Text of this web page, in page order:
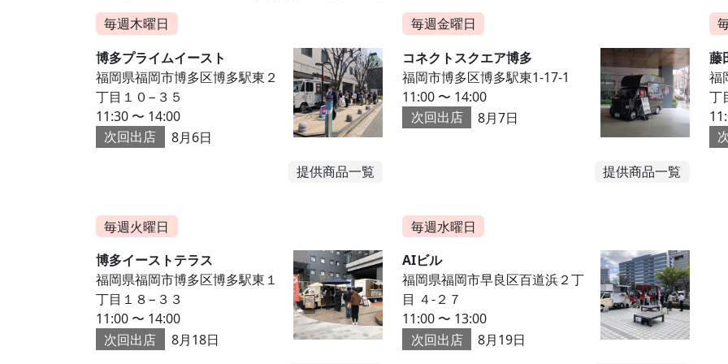
毎週木曜日
博多プライムイースト
福岡県福岡市博多区博多駅東２
丁目１０−３５
11:30 〜 14:00
次回出店
8月6日
提供商品一覧
毎週金曜日
コネクトスクエア博多
福岡市博多区博多駅東1-17-1
11:00 〜 14:00
次回出店
8月7日
提供商品一覧
藤
福
丁
毎週火曜日
博多イーストテラス
福岡県福岡市博多区博多駅東１
丁目１８−３３
11:00 〜 14:00
次回出店
8月18日
毎週水曜日
AIビル
福岡県福岡市早良区百道浜２丁
目 ４-２７
11:00 〜 13:00
次回出店
8月19日